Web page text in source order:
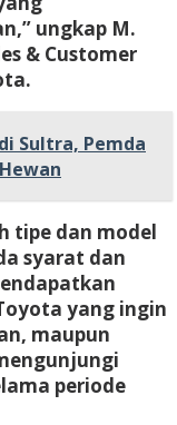
ungkap M.
& Customer
Sultra, Pemda
tipe dan model
syarat dan
yang ingin
maupun
periode